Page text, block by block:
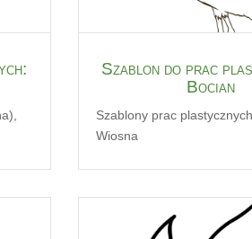
Szablon do prac
Bocian
Szablony prac
Wiosna